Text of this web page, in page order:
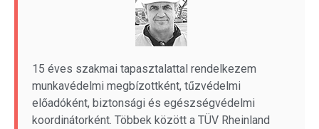
15 éves szakmai tapasztalattal rendelkezem
munkavédelmi megbízottként, tűzvédelmi
előadóként, biztonsági és egészségvédelmi
koordinátorként. Többek között a TÜV Rheinland